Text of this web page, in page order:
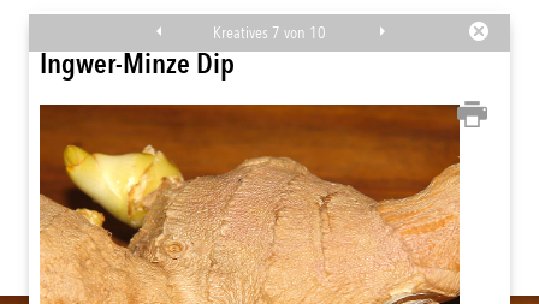
Kreatives 7 von 10
Ingwer-Minze Dip